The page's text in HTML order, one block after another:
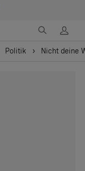
Politik Nicht deine